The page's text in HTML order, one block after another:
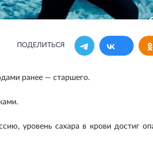
ПОДЕЛИТЬСЯ
ранее — старшего.
уровень сахара в крови достиг